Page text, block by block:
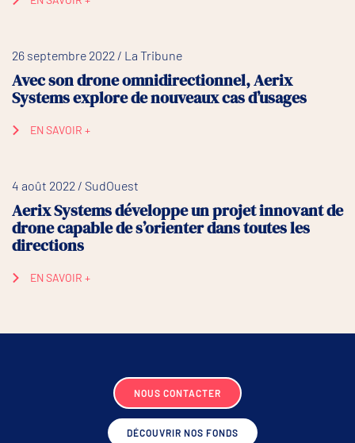
26 septembre 2022 / La Tribune
Avec son drone omnidirectionnel, Aerix
Systems explore de nouveaux cas d’usages
EN SAVOIR +
4 août 2022 / SudOuest
Aerix Systems développe un projet innovant de
drone capable de s’orienter dans toutes les
directions
EN SAVOIR +
NOUS CONTACTER
DÉCOUVRIR NOS FONDS